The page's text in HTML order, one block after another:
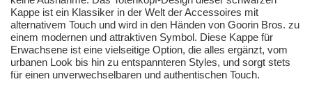
Kappe ist ein Klassiker in der Welt der Accessoires mit
alternativem Touch und wird in den Händen von Goorin Bros. zu
einem modernen und attraktiven Symbol. Diese Kappe für
Erwachsene ist eine vielseitige Option, die alles ergänzt, vom
urbanen Look bis hin zu entspannteren Styles, und sorgt stets
für einen unverwechselbaren und authentischen Touch.